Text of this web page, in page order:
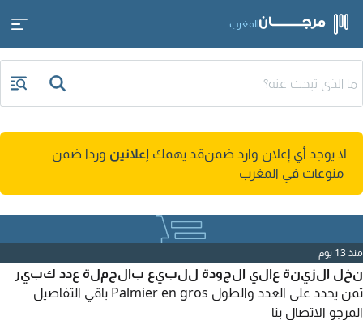
المغرب
لا يوجد أي إعلان وارد ضمنقد يهمك إعلانين وردا ضمن
منوعات في المغرب
منذ 13 يوم
نخل الزينة عالي الجودة للبيع بالجملة عدد كبير
ثمن يحدد على العدد والطول Palmier en gros باقي التفاصيل
المرجو الاتصال بنا